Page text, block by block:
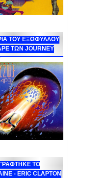
ΤΟΥ ΕΞΩΦΥΛΛΟΥ
ΤΩΝ JOURNEY
ΓΡΑΦΤΗΚΕ ΤΟ
- ERIC CLAPTON